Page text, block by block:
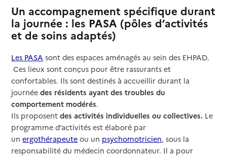
Un accompagnement spécifique durant
la journée : les PASA (pôles d’activités
et de soins adaptés)
Les PASA sont des espaces aménagés au sein des EHPAD.
Ces lieux sont conçus pour être rassurants et
confortables. Ils sont destinés à accueillir durant la
journéedes résidents ayant des troubles du
comportement modérés.
Ils proposentdes activités individuelles ou collectives. Le
programme d’activités est élaboré par
unergothérapeute ou un psychomotricien, sous la
responsabilité du médecin coordonnateur. Il a pour